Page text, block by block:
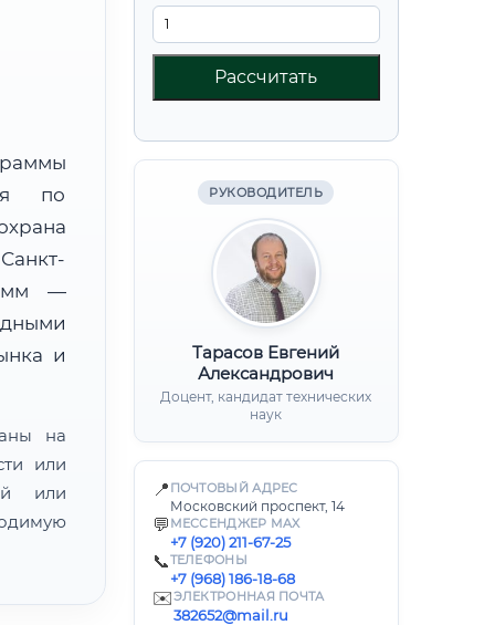
Рассчитать
РУКОВОДИТЕЛЬ
Тарасов Евгений
Александрович
Доцент, кандидат технических
наук
📍 ПОЧТОВЫЙ АДРЕС
Московский проспект, 14
💬 МЕССЕНДЖЕР MAX
+7 (920) 211-67-25
📞ТЕЛЕФОНЫ
+7 (968) 186-18-68
✉️ЭЛЕКТРОННАЯ ПОЧТА
382652@mail.ru
по
—
и
на
или
или